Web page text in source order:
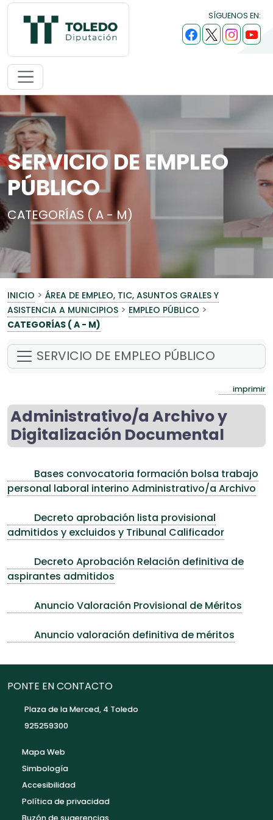
SÍGUENOS EN:
SERVICIO DE EMPLEO
PÚBLICO
CATEGORÍAS ( A - M)
INICIO > ÁREA DE EMPLEO, TIC, ASUNTOS GRALES Y
ASISTENCIA A MUNICIPIOS > EMPLEO PÚBLICO >
CATEGORÍAS ( A - M)
SERVICIO DE EMPLEO PÚBLICO
imprimir
Administrativo/a Archivo y
Digitalización Documental
Bases convocatoria formación bolsa trabajo
personal laboral interino Administrativo/a Archivo
Decreto aprobación lista provisional
admitidos y excluidos y Tribunal Calificador
Decreto Aprobación Relación definitiva de
aspirantes admitidos
Anuncio Valoración Provisional de Méritos
Anuncio valoración definitiva de méritos
PONTE EN CONTACTO
Plaza de la Merced, 4 Toledo
925259300
Mapa Web
Simbología
Accesibilidad
Política de privacidad